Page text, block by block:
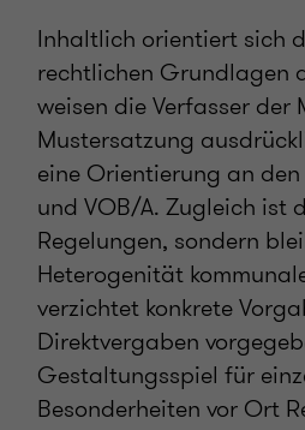
Inhaltlich orientiert sich
rechtlichen Grundlagen
weisen die Verfasser
Mustersatzung
eine Orientierung an
und VOB/A. Zugleich ist
Regelungen, sondern
Heterogenität
verzichtet konkrete
Direktvergaben
Gestaltungsspiel für
Besonderheiten vor Ort